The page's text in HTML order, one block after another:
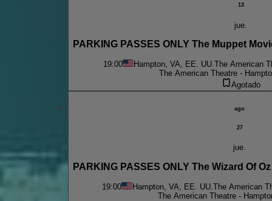
13
jue.
19:00 Hampton, VA, EE. UU. The American
The American Theatre -
Agotado
ago
27
jue.
PARKING PASSES ONLY The Wizard Of
19:00 Hampton, VA, EE. UU. The American
The American Theatre -